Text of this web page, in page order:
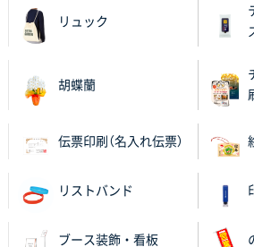
営業ご担当者さまより、ご丁寧
き、他のネット印刷サービスより
大阪府V社様
【ポリ袋】特別ご注文ページ 3000枚
昨年利用した時に、納期と金額面
比較して決めさせていただきまし
納期がギリギリだったにも関わら
対応を頂いており助かっておりま
リュック
胡蝶蘭
伝票印刷（名入れ伝票）
リストバンド
ブース装飾・看板